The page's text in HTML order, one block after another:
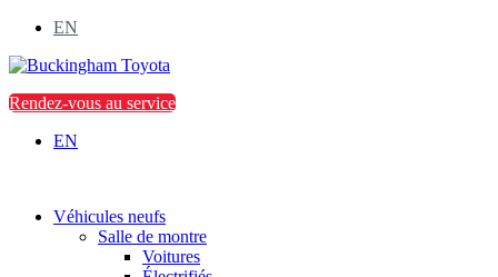
EN
Rendez-vous au service
EN
Véhicules neufs
Salle de montre
Voitures